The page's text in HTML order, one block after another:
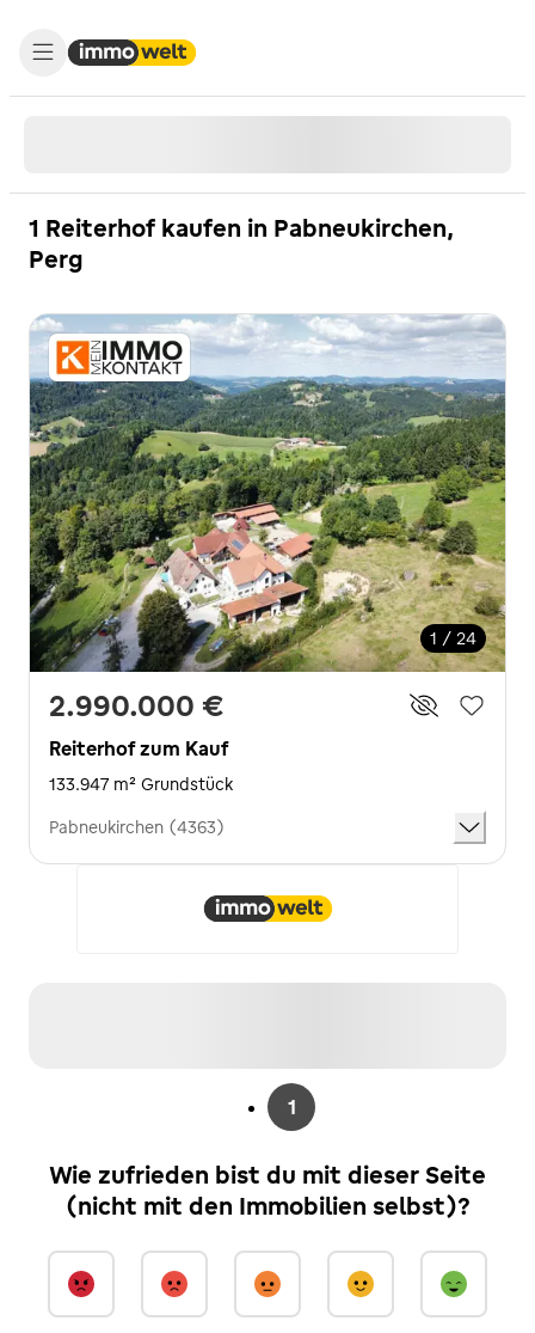
1 Reiterhof kaufen in Pabneukirchen,
Perg
1 / 24
2.990.000 €
Reiterhof zum Kauf
133.947 m² Grundstück
Pabneukirchen (4363)
1
Wie zufrieden bist du mit dieser Seite
(nicht mit den Immobilien selbst)?